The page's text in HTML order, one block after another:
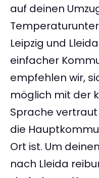
auf deinen
Leipzig und
einfacher
empfehlen wir,
möglich mit der
Sprache
die
Ort ist. Um
nach Lleida